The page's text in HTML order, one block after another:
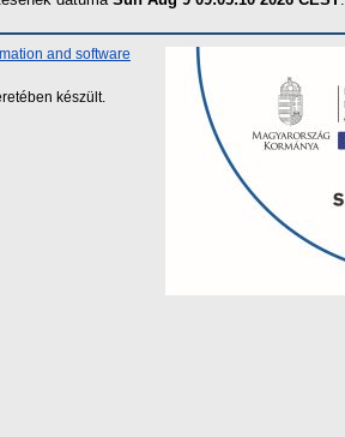
and software
készült.